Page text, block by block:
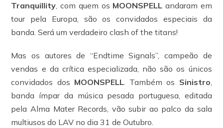
Tranquillity, com quem os MOONSPELL andaram em
tour pela Europa, são os convidados especiais da
banda. Será um verdadeiro clash of the titans!
Mas os autores de “Endtime Signals”, campeão de
vendas e da crítica especializada, não são os únicos
convidados dos MOONSPELL. Também os Sinistro,
banda ímpar da música pesada portuguesa, editada
pela Alma Mater Records, vão subir ao palco da sala
multiusos do LAV no dia 31 de Outubro.